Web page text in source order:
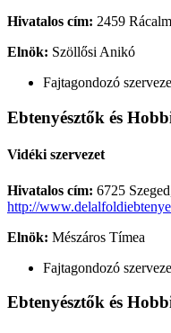
Hivatalos cím: 2459
Elnök: Szöllősi Anikó
Fajtagondozó
Ebtenyésztők és
Vidéki szervezet
Hivatalos cím: 6725
http://
Elnök: Mészáros Tímea
Fajtagondozó
Ebtenyésztők és